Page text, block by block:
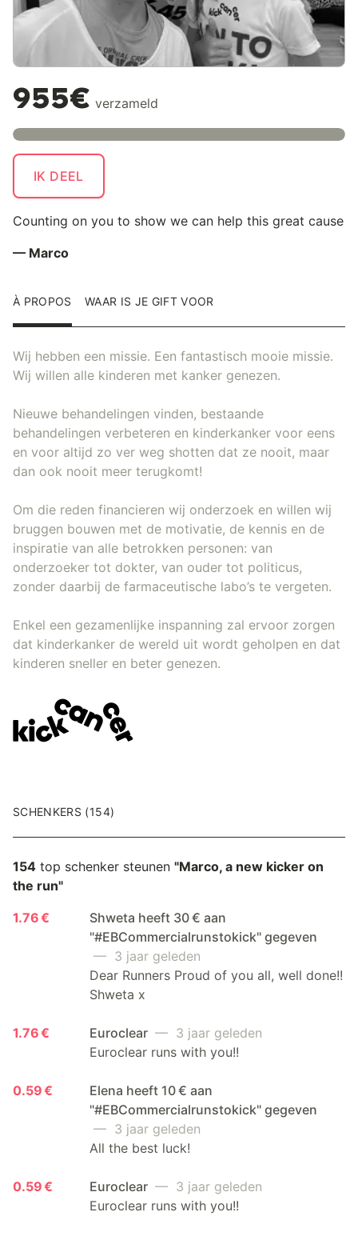
955€ verzameld
IK DEEL
Counting on you to show we can help this great cause
— Marco
À PROPOS WAAR IS JE GIFT VOOR
Wij hebben een missie. Een fantastisch mooie missie.
Wij willen alle kinderen met kanker genezen.
Nieuwe behandelingen vinden, bestaande
behandelingen verbeteren en kinderkanker voor eens
en voor altijd zo ver weg shotten dat ze nooit, maar
dan ook nooit meer terugkomt!
Om die reden financieren wij onderzoek en willen wij
bruggen bouwen met de motivatie, de kennis en de
inspiratie van alle betrokken personen: van
onderzoeker tot dokter, van ouder tot politicus,
zonder daarbij de farmaceutische labo’s te vergeten.
Enkel een gezamenlijke inspanning zal ervoor zorgen
dat kinderkanker de wereld uit wordt geholpen en dat
kinderen sneller en beter genezen.
SCHENKERS (154)
154 top schenker steunen "Marco, a new kicker on
the run"
1.76 €
Shweta heeft 30 € aan
"#EBCommercialrunstokick" gegeven
— 3 jaar geleden
Dear Runners Proud of you all, well done!!
Shweta x
1.76 € Euroclear — 3 jaar geleden
Euroclear runs with you!!
0.59 €
Elena heeft 10 € aan
"#EBCommercialrunstokick" gegeven
— 3 jaar geleden
All the best luck!
0.59 € Euroclear — 3 jaar geleden
Euroclear runs with you!!